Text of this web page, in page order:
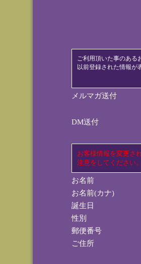
ご利用頂いた事のある
以前登録された情報が
メルマガ送付
DM送付
お客様情報を変更さ
注意をしてくださ
お名前
お名前(カナ)
誕生日
性別
郵便番号
ご住所